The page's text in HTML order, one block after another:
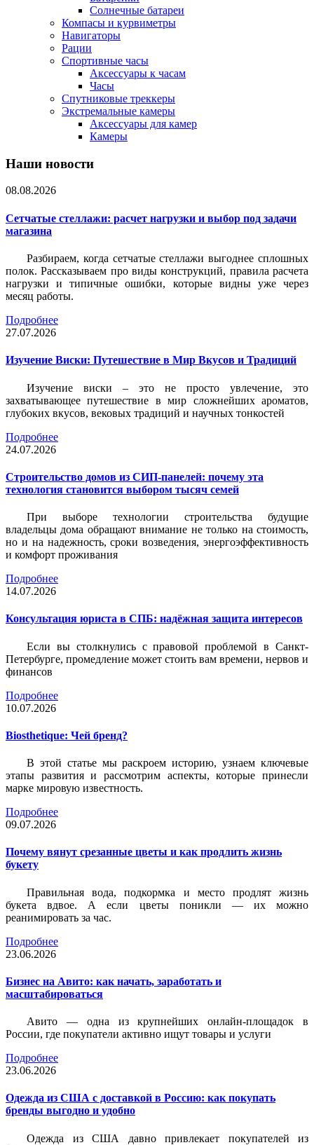
Солнечные батареи
Компасы и курвиметры
Навигаторы
Рации
Спортивные часы
Аксессуары к часам
Часы
Спутниковые треккеры
Экстремальные камеры
Аксессуары для камер
Камеры
Наши новости
08.08.2026
Сетчатые стеллажи: расчет нагрузки и выбор под задачи
магазина
Разбираем, когда сетчатые стеллажи выгоднее сплошных
полок. Рассказываем про виды конструкций, правила расчета
нагрузки и типичные ошибки, которые видны уже через
месяц работы.
Подробнее
27.07.2026
Изучение Виски: Путешествие в Мир Вкусов и Традиций
Изучение виски – это не просто увлечение, это
захватывающее путешествие в мир сложнейших ароматов,
глубоких вкусов, вековых традиций и научных тонкостей
Подробнее
24.07.2026
Строительство домов из СИП-панелей: почему эта
технология становится выбором тысяч семей
При выборе технологии строительства будущие
владельцы дома обращают внимание не только на стоимость,
но и на надежность, сроки возведения, энергоэффективность
и комфорт проживания
Подробнее
14.07.2026
Консультация юриста в СПБ: надёжная защита интересов
Если вы столкнулись с правовой проблемой в Санкт-
Петербурге, промедление может стоить вам времени, нервов и
финансов
Подробнее
10.07.2026
Biosthetique: Чей бренд?
В этой статье мы раскроем историю, узнаем ключевые
этапы развития и рассмотрим аспекты, которые принесли
марке мировую известность.
Подробнее
09.07.2026
Почему вянут срезанные цветы и как продлить жизнь
букету
Правильная вода, подкормка и место продлят жизнь
букета вдвое. А если цветы поникли — их можно
реанимировать за час.
Подробнее
23.06.2026
Бизнес на Авито: как начать, заработать и
масштабироваться
Авито — одна из крупнейших онлайн-площадок в
России, где покупатели активно ищут товары и услуги
Подробнее
23.06.2026
Одежда из США с доставкой в Россию: как покупать
бренды выгодно и удобно
Одежда из США давно привлекает покупателей из